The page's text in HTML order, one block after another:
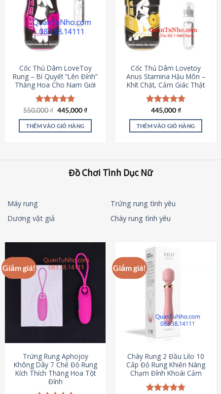
Cốc Thủ Dâm LoveToy
Rung – Bí Quyết “Lên Đỉnh”
Thăng Hoa Cho Nam Giới
Được xếp
hạng5.00
5 sao
550,000₫ Giá
là:
550,000 ₫.
445,000₫Giá
tại
THÊM VÀO GIỎ HÀNG
Cốc Thủ Dâm Lovetoy
Anus Stamina Hậu Môn –
Khít Chặt, Cảm Giác Thật
Được xếp
hạng4.84
5 sao
445,000₫
THÊM VÀO GIỎ HÀNG
Đồ Chơi Tình Dục Nữ
Máy rung
Trứng rung tình yêu
Dương vật giả
Chày rung tình yêu
Giảm giá!
Trứng Rung Aphojoy
Không Dây 7 Chế Độ Rung
Kích Thích Thăng Hoa Tột
Đỉnh
Giảm giá!
Chày Rung 2 Đầu Lilo 10
Cấp Độ Rung Khiến Nàng
Chạm Đỉnh Khoái Cảm